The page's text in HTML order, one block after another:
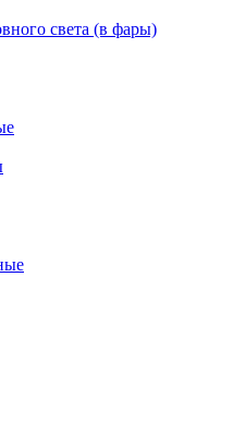
света (в фары)